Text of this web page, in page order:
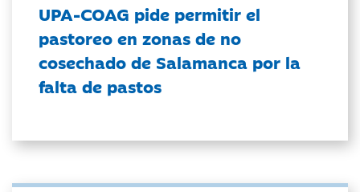
UPA-COAG pide permitir el
pastoreo en zonas de no
cosechado de Salamanca por la
falta de pastos